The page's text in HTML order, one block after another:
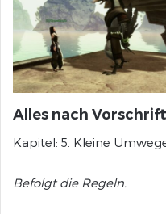
Alles nach Vorschrift
Kapitel: 5. Kleine
Befolgt die Regeln.